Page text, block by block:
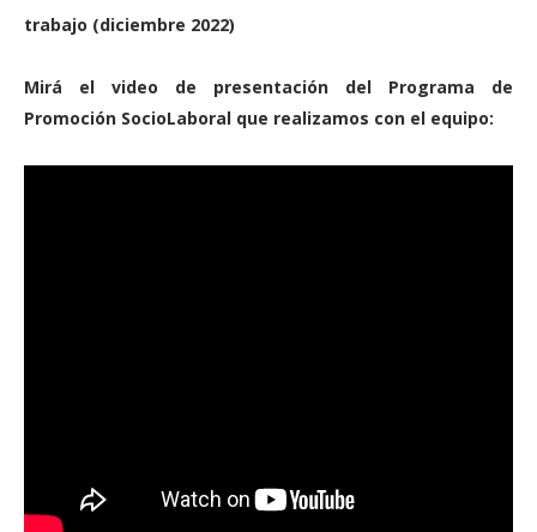
trabajo (diciembre 2022)
Mirá el video de presentación del Programa de
Promoción SocioLaboral que realizamos con el equipo: